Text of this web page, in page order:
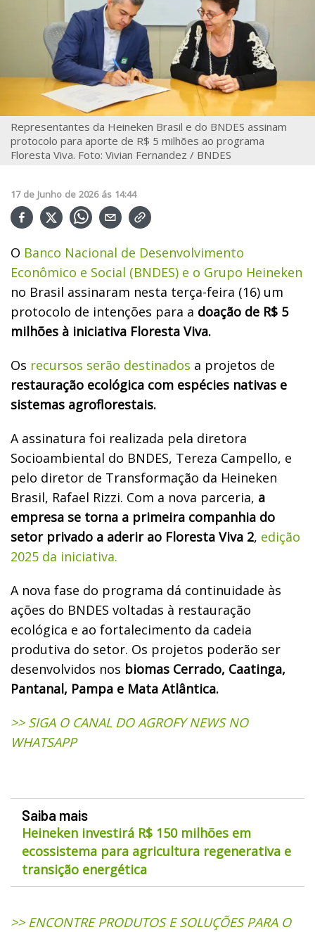
Representantes da Heineken Brasil e do BNDES assinam
protocolo para aporte de R$ 5 milhões ao programa
Floresta Viva. Foto: Vivian Fernandez / BNDES
17 de Junho de 2026 ás 14:44
O Banco Nacional de Desenvolvimento
Econômico e Social (BNDES) e o Grupo Heineken
no Brasil assinaram nesta terça-feira (16) um
protocolo de intenções para a doação de R$ 5
milhões à iniciativa Floresta Viva.
Os recursos serão destinados a projetos de
restauração ecológica com espécies nativas e
sistemas agroflorestais.
A assinatura foi realizada pela diretora
Socioambiental do BNDES, Tereza Campello, e
pelo diretor de Transformação da Heineken
Brasil, Rafael Rizzi. Com a nova parceria, a
empresa se torna a primeira companhia do
setor privado a aderir ao Floresta Viva 2, edição
2025 da iniciativa.
A nova fase do programa dá continuidade às
ações do BNDES voltadas à restauração
ecológica e ao fortalecimento da cadeia
produtiva do setor. Os projetos poderão ser
desenvolvidos nos biomas Cerrado, Caatinga,
Pantanal, Pampa e Mata Atlântica.
>> SIGA O CANAL DO AGROFY NEWS NO
WHATSAPP
Saiba mais
Heineken investirá R$ 150 milhões em
ecossistema para agricultura regenerativa e
transição energética
>> ENCONTRE PRODUTOS E SOLUÇÕES PARA O